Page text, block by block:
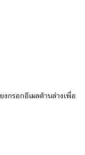
รอกอีเมลด้านล่างเพื่อ